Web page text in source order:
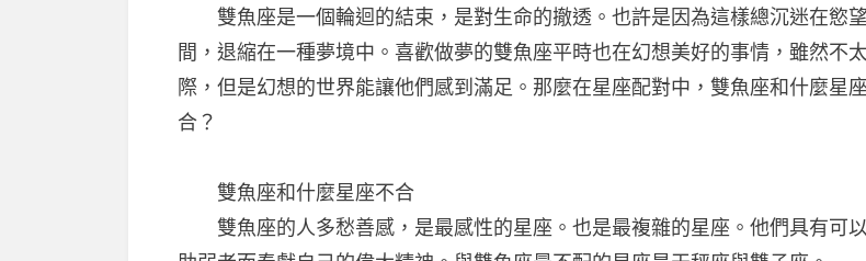
雙魚座是一個輪迴的結束，是對生命的撤透。也許是因為這樣總沉迷在慾
間，退縮在一種夢境中。喜歡做夢的雙魚座平時也在幻想美好的事情，雖然不
際，但是幻想的世界能讓他們感到滿足。那麼在星座配對中，雙魚座和什麼星
合？
雙魚座和什麼星座不合
雙魚座的人多愁善感，是最感性的星座。也是最複雜的星座。他們具有可